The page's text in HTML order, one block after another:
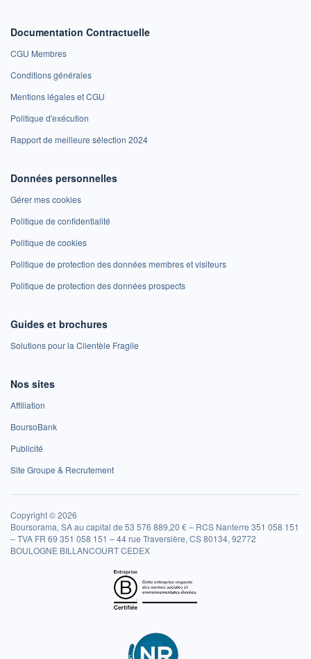
Documentation Contractuelle
CGU Membres
Conditions générales
Mentions légales et CGU
Politique d'exécution
Rapport de meilleure sélection 2024
Données personnelles
Gérer mes cookies
Politique de confidentialité
Politique de cookies
Politique de protection des données membres et visiteurs
Politique de protection des données prospects
Guides et brochures
Solutions pour la Clientèle Fragile
Nos sites
Affiliation
BoursoBank
Publicité
Site Groupe & Recrutement
Copyright © 2026
Boursorama, SA au capital de 53 576 889,20 € – RCS Nanterre 351 058 151
– TVA FR 69 351 058 151 – 44 rue Traversière, CS 80134, 92772
BOULOGNE BILLANCOURT CEDEX